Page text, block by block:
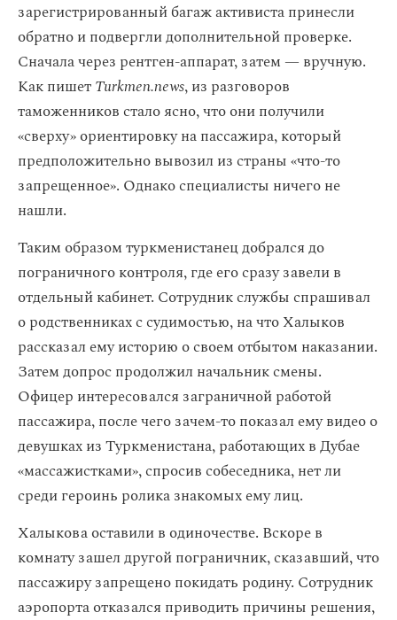
зарегистрированный багаж активиста принесли
обратно и подвергли дополнительной проверке.
Сначала через рентген-аппарат, затем — вручную.
Как пишетTurkmen.news, из разговоров
таможенников стало ясно, что они получили
«сверху» ориентировку на пассажира, который
предположительно вывозил из страны «что-то
запрещенное». Однако специалисты ничего не
нашли.
Таким образом туркменистанец добрался до
пограничного контроля, где его сразу завели в
отдельный кабинет. Сотрудник службы спрашивал
о родственниках с судимостью, на что Халыков
рассказал ему историю о своем отбытом наказании.
Затем допрос продолжил начальник смены.
Офицер интересовался заграничной работой
пассажира, после чего зачем-то показал ему видео о
девушках из Туркменистана, работающих в Дубае
«массажистками», спросив собеседника, нет ли
среди героинь ролика знакомых ему лиц.
Халыкова оставили в одиночестве. Вскоре в
комнату зашел другой пограничник, сказавший, что
пассажиру запрещено покидать родину. Сотрудник
аэропорта отказался приводить причины решения,